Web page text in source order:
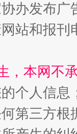
从幼
协办发布
站和报
，本网不
个人信息
第三方根